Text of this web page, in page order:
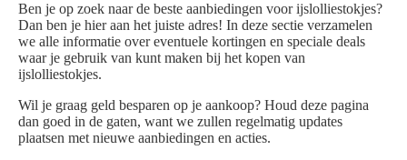
Ben je op zoek naar de beste aanbiedingen voor ijslolliestokjes?
Dan ben je hier aan het juiste adres! In deze sectie verzamelen
we alle informatie over eventuele kortingen en speciale deals
waar je gebruik van kunt maken bij het kopen van
ijslolliestokjes.
Wil je graag geld besparen op je aankoop? Houd deze pagina
dan goed in de gaten, want we zullen regelmatig updates
plaatsen met nieuwe aanbiedingen en acties.